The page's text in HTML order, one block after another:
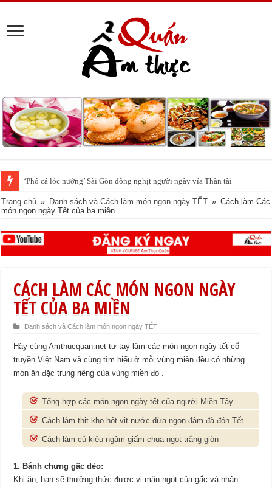
Ngày vía thần Tài tuyệt đối không quên 5 điều này, bạn có biết ?
Trang chủ » Danh sách và Cách làm món ngon ngày TẾT » Cách làm Các
món ngon ngày Tết của ba miền
CÁCH LÀM CÁC MÓN NGON NGÀY
TẾT CỦA BA MIỀN
Danh sách và Cách làm món ngon ngày TẾT
Hãy cùng Amthucquan.net tự tay làm các món ngon ngày tết cổ
truyền Việt Nam và cùng tìm hiểu ở mỗi vùng miền đều có những
món ăn đặc trung riêng của vùng miền đó .
Tổng hợp các món ngon ngày tết của người Miền Tây
Cách làm thịt kho hột vịt nước dừa ngon đậm đà đón Tết
Cách làm củ kiệu ngâm giấm chua ngọt trắng giòn
1. Bánh chưng gấc dẻo:
Khi ăn, bạn sẽ thưởng thức được vị mặn ngọt của gấc và nhân